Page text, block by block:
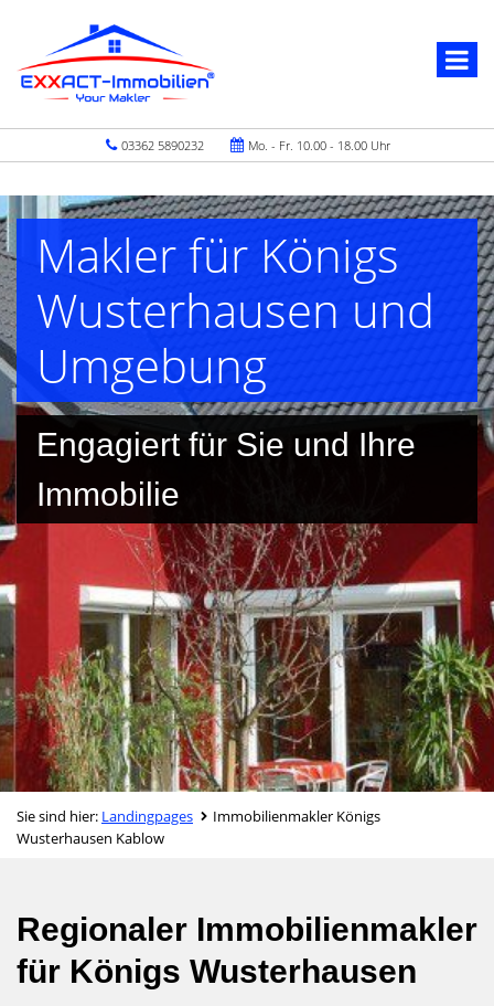
03362 5890232 Mo. - Fr. 10.00 - 18.00 Uhr
Makler für Königs
Wusterhausen und
Umgebung
Engagiert für Sie und Ihre
Immobilie
Sie sind hier: Landingpages
Immobilienmakler Königs
Wusterhausen Kablow
Regionaler Immobilienmakler
für Königs Wusterhausen